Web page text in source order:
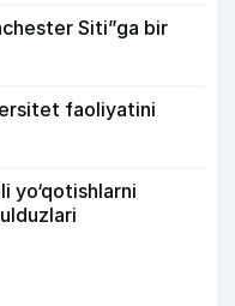
Siti”ga bir
faoliyatini
yo‘qotishlarni